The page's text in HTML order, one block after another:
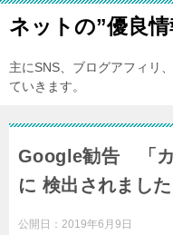
ネットの”優良情
主にSNS、ブログアフィリ
ていきます。
Google勧告 「カ
に 検出されました
公開日： 2019年6月9日